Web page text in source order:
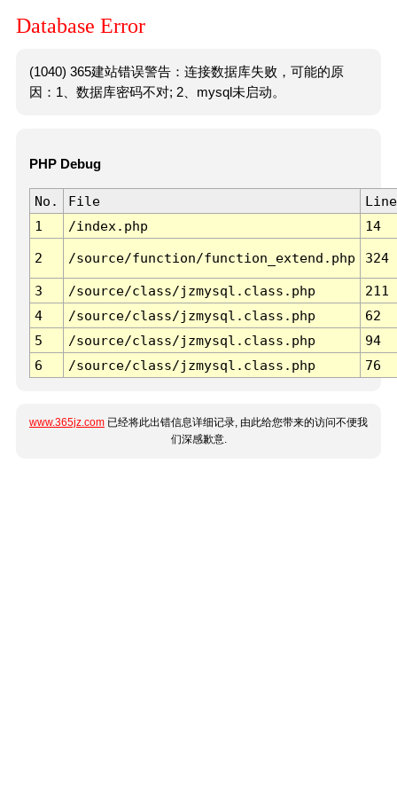
Database Error
(1040) 365建站错误警告：连接数据库失败，可能的原
因：1、数据库密码不对; 2、mysql未启动。
PHP Debug
No. File
Line
1
/index.php 14
2 /source/function/function_extend.php 324
3 /source/class/jzmysql.class.php
211
4
/source/class/jzmysql.class.php
62
5
/source/class/jzmysql.class.php
94
6
/source/class/jzmysql.class.php 76
www.365jz.com 已经将此出错信息详细记录, 由此给您带来的访问不便我
们深感歉意.